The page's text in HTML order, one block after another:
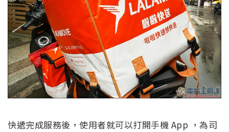
快遞完成服務後，使用者就可以打開手機 App ，為司